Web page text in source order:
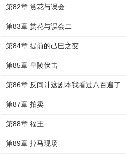
第82章 赏花与误会
第83章 赏花与误会二
第84章 提前的己巳之变
第85章 皇陵伏击
第86章 反间计这剧本我看过八百遍了
第87章 拍卖
第88章 福王
第89章 掉马现场